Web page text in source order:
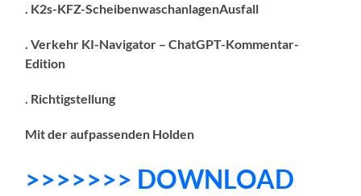
. K2s-KFZ-ScheibenwaschanlagenAusfall
. Verkehr KI-Navigator – ChatGPT-Kommentar-
Edition
. Richtigstellung
Mit der aufpassenden Holden
>>>>>>> DOWNLOAD